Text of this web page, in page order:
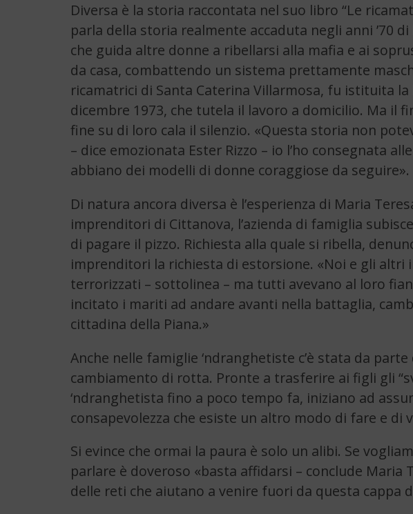
Diversa è la storia raccontata nel suo libro “Le
parla della storia realmente accaduta negli anni ’70
che guida altre donne a ribellarsi alla mafia e ai
da casa, combattendo un sistema prettamente
ricamatrici di Santa Caterina Villarmosa, fu istituita la
dicembre 1973, che tutela il lavoro a domicilio. Ma il
fine su di loro cala il silenzio. «Questa storia non
– dice emozionata Ester Rizzo – io l’ho consegnata
abbiano dei modelli di donne coraggiose da seguire».
Di natura ancora diversa è l’esperienza di Maria
imprenditori di Cittanova, l’azienda di famiglia
di pagare il pizzo. Richiesta alla quale si ribella,
imprenditori la richiesta di estorsione. «Noi e gli
terrorizzati – sottolinea – ma tutti avevano al loro
incitato i mariti ad andare avanti nella battaglia,
cittadina della Piana.»
Anche nelle famiglie ‘ndranghetiste c’è stata da
cambiamento di rotta. Pronte a trasferire ai figli gli
‘ndranghetista fino a poco tempo fa, iniziano ad
consapevolezza che esiste un altro modo di fare e di
Si evince che ormai la paura è solo un alibi. Se
parlare è doveroso «basta affidarsi – conclude Maria
delle reti che aiutano a venire fuori da questa cappa